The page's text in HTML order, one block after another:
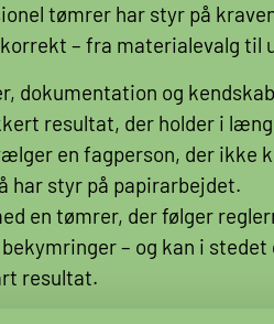
tømrer har styr på
– fra materialevalg til
dokumentation og
resultat, der holder i
en fagperson, der ikke
har styr på papirarbejdet.
en tømrer, der følger
– og kan i
resultat.